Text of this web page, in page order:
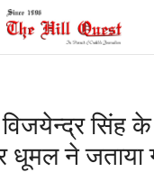
विजयेन्द्र सिंह
धूमल ने जताया